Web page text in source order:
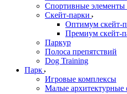
Спортивные элементы
Скейт-парки
Оптимум скейт-
Премиум скейт-
Паркур
Полоса препятствий
Dog Training
Парк
Игровые комплексы
Малые